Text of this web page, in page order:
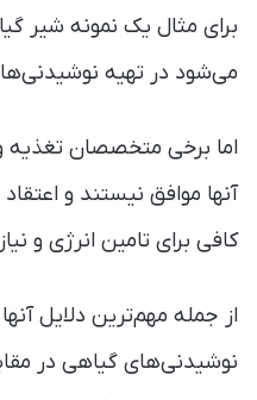
برای مثال یک نمونه شیر
می‌شود در تهیه
اما برخی متخصصان تغذیه
آنها موافق نیستند و
کافی برای تامین انرژی و
از جمله مهم‌ترین دلایل
نوشیدنی‌های گیاهی در